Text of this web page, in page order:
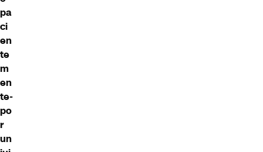
pa
ci
en
te
m
en
te-
po
r
un